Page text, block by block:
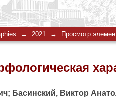
→ 2021 → Просмотр
; Басинский, Виктор